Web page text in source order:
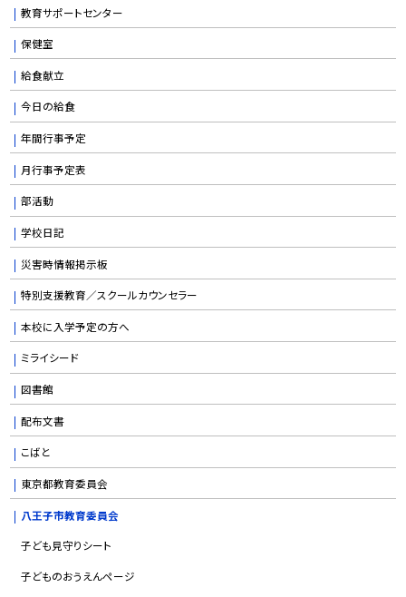
教育サポートセンター
保健室
給食献立
今日の給食
年間行事予定
月行事予定表
部活動
学校日記
災害時情報掲示板
特別支援教育／スクールカウンセラー
本校に入学予定の方へ
ミライシード
図書館
配布文書
こばと
東京都教育委員会
八王子市教育委員会
子ども見守りシート
子どものおうえんページ